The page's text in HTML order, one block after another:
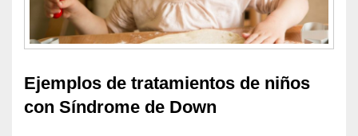
Ejemplos de tratamientos de niños
con Síndrome de Down